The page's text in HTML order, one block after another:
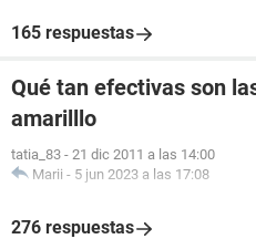
165 respuestas
Qué tan efectivas son
amarilllo
tatia_83 - 21 dic 2011 a las 14:00
Marii - 5 jun 2023 a las 17:08
276 respuestas